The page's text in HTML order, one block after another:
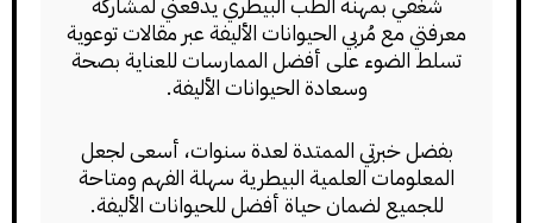
معرفتي مع مُربي الحيوانات الأليفة عبر مقالات توعوية
تسلط الضوء على أفضل الممارسات للعناية بصحة
وسعادة الحيوانات الأليفة.
بفضل خبرتي الممتدة لعدة سنوات، أسعى لجعل
المعلومات العلمية البيطرية سهلة الفهم ومتاحة
للجميع لضمان حياة أفضل للحيوانات الأليفة.